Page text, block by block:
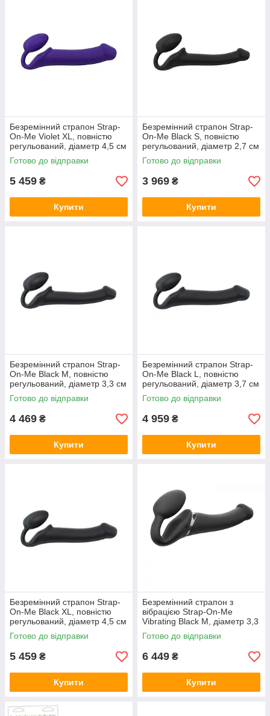
Безремінний страпон Strap-
On-Me Violet XL, повністю
регульований, діаметр 4,5 см
Готово до відправки
5 459 ₴
Купити
Безремінний страпон Strap-
On-Me Black S, повністю
регульований, діаметр 2,7 см
Готово до відправки
3 969 ₴
Купити
Безремінний страпон Strap-
On-Me Black M, повністю
регульований, діаметр 3,3 см
Готово до відправки
4 469 ₴
Купити
Безремінний страпон Strap-
On-Me Black L, повністю
регульований, діаметр 3,7 см
Готово до відправки
4 959 ₴
Купити
Безремінний страпон Strap-
On-Me Black XL, повністю
регульований, діаметр 4,5 см
Готово до відправки
5 459 ₴
Купити
Безремінний страпон з
вібрацією Strap-On-Me
Vibrating Black M, діаметр 3,3
см, пульт ДК, регульовани
Готово до відправки
6 449 ₴
Купити